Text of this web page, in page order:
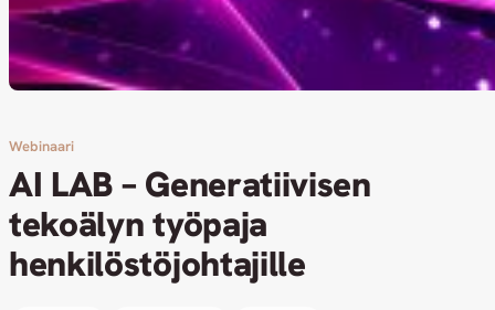
Webinaari
AI LAB – Generatiivisen
tekoälyn työpaja
henkilöstöjohtajille